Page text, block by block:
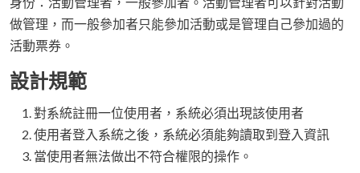
做管理，而一般參加者只能參加活動或是管理自己參加過的
活動票券。
設計規範
對系統註冊一位使用者，系統必須出現該使用者
使用者登入系統之後，系統必須能夠讀取到登入資訊
當使用者無法做出不符合權限的操作。